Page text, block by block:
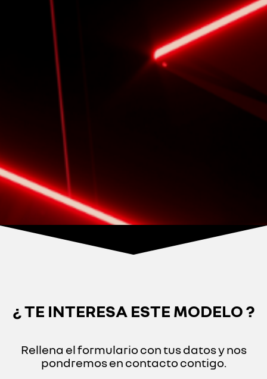
¿ TE INTERESA ESTE MODELO ?
Rellena el formulario con tus datos y nos
pondremos en contacto contigo.